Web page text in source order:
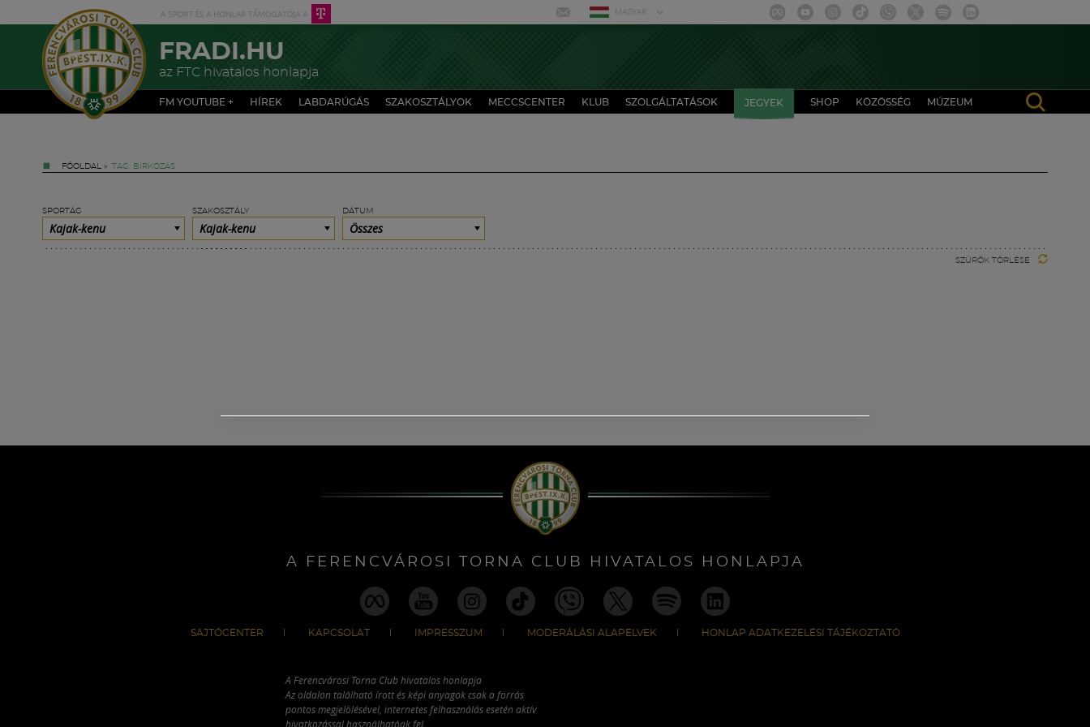
MAGYAR
FRADI.HU
az FTC hivatalos honlapja
FM YOUTUBE + HÍREK LABDARÚGÁS SZAKOSZTÁLYOK MECCSCENTER KLUB SZOLGÁLTATÁSOK JEGYEK SHOP KÖZÖSSÉG MÚZEUM
FŐOLDAL » TAG: BIRKÓZÁS
SPORTÁG
Kajak-kenu
SZAKOSZTÁLY
Kajak-kenu
DÁTUM
Összes
SZŰRŐK TÖRLÉSE
A FERENCVÁROSI TORNA CLUB HIVATALOS HONLAPJA
SAJTÓCENTER KAPCSOLAT IMPRESSZUM MODERÁLÁSI ALAPELVEK HONLAP ADATKEZELÉSI TÁJÉKOZTATÓ
A Ferencvárosi Torna Club hivatalos honlapja
Az oldalon található írott és képi anyagok csak a forrás
pontos megjelölésével, internetes felhasználás esetén aktív
hivatkozással használhatóak fel.